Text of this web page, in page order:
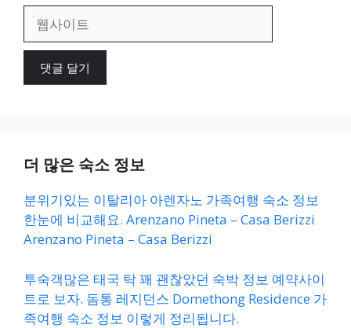
일
이
더 많은 숙소 정보
분위기있는 이탈리아 아렌자노 가족여행 숙소 정보
한눈에 비교해요. Arenzano Pineta – Casa Berizzi
Arenzano Pineta – Casa Berizzi
투숙객많은 태국 탁 꽤 괜찮았던 숙박 정보 예약사이
트로 보자. 돔통 레지던스 Domethong Residence 가
족여행 숙소 정보 이렇게 정리됩니다.